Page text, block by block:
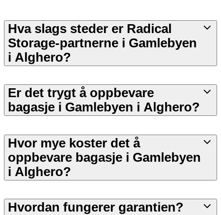
Hva slags steder er Radical
Storage-partnerne i Gamlebyen
i Alghero?
Er det trygt å oppbevare
bagasje i Gamlebyen i Alghero?
Hvor mye koster det å
oppbevare bagasje i Gamlebyen
i Alghero?
Hvordan fungerer garantien?